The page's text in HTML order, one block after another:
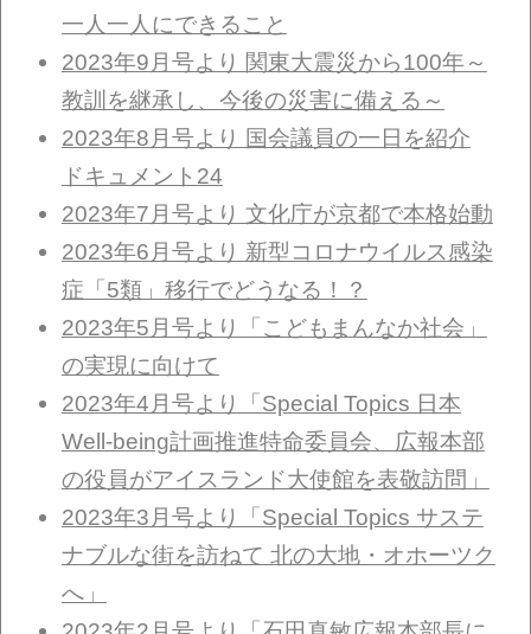
一人一人にできること
2023年9月号より 関東大震災から100年～
教訓を継承し、今後の災害に備える～
2023年8月号より 国会議員の一日を紹介
ドキュメント24
2023年7月号より 文化庁が京都で本格始動
2023年6月号より 新型コロナウイルス感染
症「5類」移行でどうなる！？
2023年5月号より「こどもまんなか社会」
の実現に向けて
2023年4月号より「Special Topics 日本
Well-being計画推進特命委員会、広報本部
の役員がアイスランド大使館を表敬訪問」
2023年3月号より「Special Topics サステ
ナブルな街を訪ねて 北の大地・オホーツク
へ」